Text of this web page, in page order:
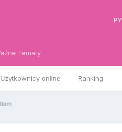
Użytkownicy online Ranking
Tematy